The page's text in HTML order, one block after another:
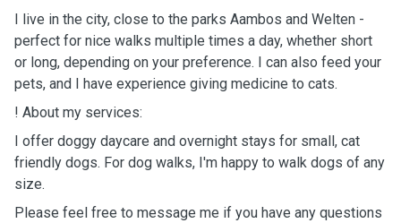
I live in the city, close to the parks Aambos and Welten -
perfect for nice walks multiple times a day, whether short
or long, depending on your preference. I can also feed your
pets, and I have experience giving medicine to cats.
! About my services:
I offer doggy daycare and overnight stays for small, cat
friendly dogs. For dog walks, I'm happy to walk dogs of any
size.
Please feel free to message me if you have any questions